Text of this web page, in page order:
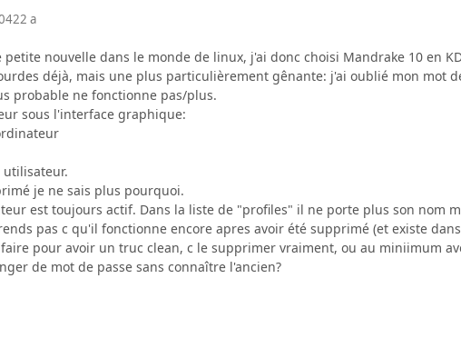
22 a
nouvelle dans le monde de linux, j'ai donc choisi Mandrake 10 en
déjà, mais une plus particulièrement gênante: j'ai oublié mon mot
probable ne fonctionne pas/plus.
sous l'interface graphique:
utilisateur.
je ne sais plus pourquoi.
est toujours actif. Dans la liste de "profiles" il ne porte plus son nom
pas c qu'il fonctionne encore apres avoir été supprimé (et existe
pour avoir un truc clean, c le supprimer vraiment, ou au miniimum
de mot de passe sans connaître l'ancien?